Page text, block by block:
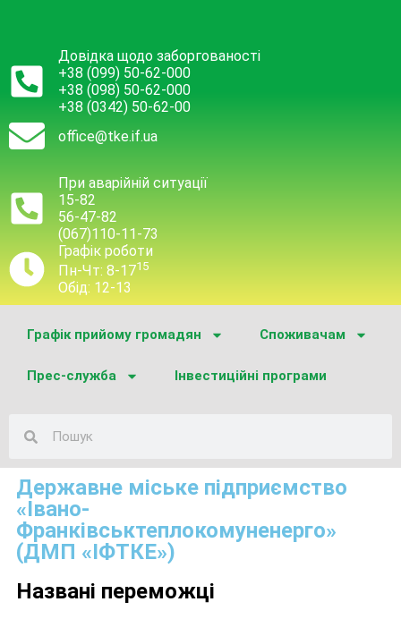
Довідка щодо заборгованості
+38 (099) 50-62-000
+38 (098) 50-62-000
+38 (0342) 50-62-00
office@tke.if.ua
При аварійній ситуації
15-82
56-47-82
(067)110-11-73
Графік роботи
Пн-Чт: 8-1715
Обід: 12-13
Графік прийому громадян Споживачам
Прес-служба Інвестиційні програми
Державне міське підприємство
«Івано-
Франківськтеплокомуненерго»
(ДМП «ІФТКЕ»)
Названі переможці